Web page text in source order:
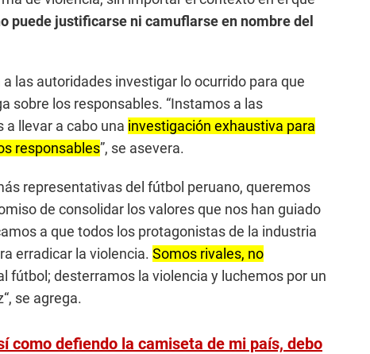
puede justificarse ni camuflarse en nombre del
las autoridades investigar lo ocurrido para que
sobre los responsables. “Instamos a las
llevar a cabo una investigación exhaustiva para
responsables”, se asevera.
representativas del fútbol peruano, queremos
de consolidar los valores que nos han guiado
a que todos los protagonistas de la industria
erradicar la violencia. Somos rivales, no
fútbol; desterramos la violencia y luchemos por un
se agrega.
como defiendo la camiseta de mi país, debo